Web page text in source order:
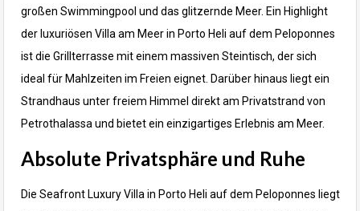
großen Swimmingpool und das glitzernde Meer. Ein Highlight
der luxuriösen Villa am Meer in Porto Heli auf dem Peloponnes
ist die Grillterrasse mit einem massiven Steintisch, der sich
ideal für Mahlzeiten im Freien eignet. Darüber hinaus liegt ein
Strandhaus unter freiem Himmel direkt am Privatstrand von
Petrothalassa und bietet ein einzigartiges Erlebnis am Meer.
Absolute Privatsphäre und Ruhe
Die Seafront Luxury Villa in Porto Heli auf dem Peloponnes liegt